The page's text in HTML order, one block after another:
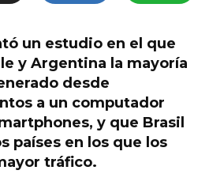
un estudio en el que
y Argentina la mayoría
desde
a un computador
y que Brasil
países en los que los
tráfico.